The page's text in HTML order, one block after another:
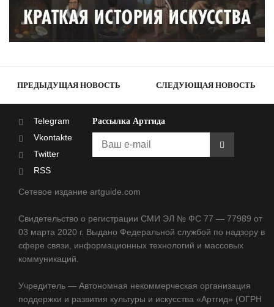
ПРЕДЫДУЩАЯ НОВОСТЬ СЛЕДУЮЩАЯ НОВОСТЬ
Telegram
Vkontakte
Twitter
RSS
Рассылка Артгида
Сетевое издание artguide.com
Свидетельство о регистрации СМИ ЭЛ № ФС 77 — 77989 от
03 марта 2020 г. Выдано Федеральной службой по надзору в
сфере связи, информационных технологий и массовых
коммуникаций.
Учредитель — Автономная некоммерческая организация
поддержки и развития культуры и искусства «Артгид» (ОГРН